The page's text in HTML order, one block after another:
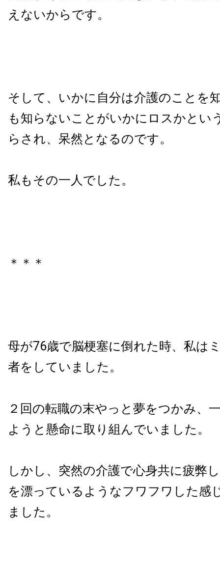
えないからです。
そして、いかに自分は介護のことを
も知らないことがいかにロスかとい
らされ、呆然となるのです。
私もその一人でした。
＊＊＊
母が76歳で脳梗塞に倒れた時、私は
者をしていました。
２回の転職の末やっと夢をつかみ、
ようと懸命に取り組んでいました。
しかし、突然の介護で心身共に疲弊
を漂っているようなフワフワした感
ました。